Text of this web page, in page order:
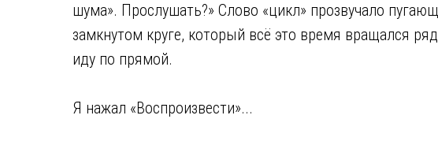
шума». Прослушать?» Слово «цикл» прозвучало
замкнутом круге, который всё это время вращался
иду по прямой.
Я нажал «Воспроизвести»...